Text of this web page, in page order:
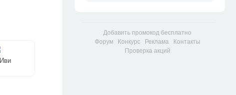
Иви
Добавить промокод бесплатно
Форум
Конкурс Реклама
Контакты
Проверка акций